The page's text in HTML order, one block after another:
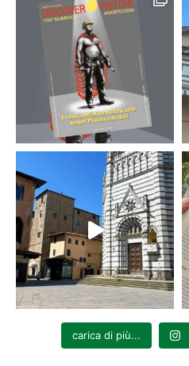
carica di più...